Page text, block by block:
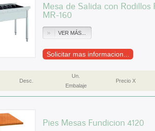
Mesa de Salida con
MR-160
VER MÁS...
Solicitar mas informacion...
Desc.
Un.
Embalaje
Precio X
Pies Mesas Fundicion 4120